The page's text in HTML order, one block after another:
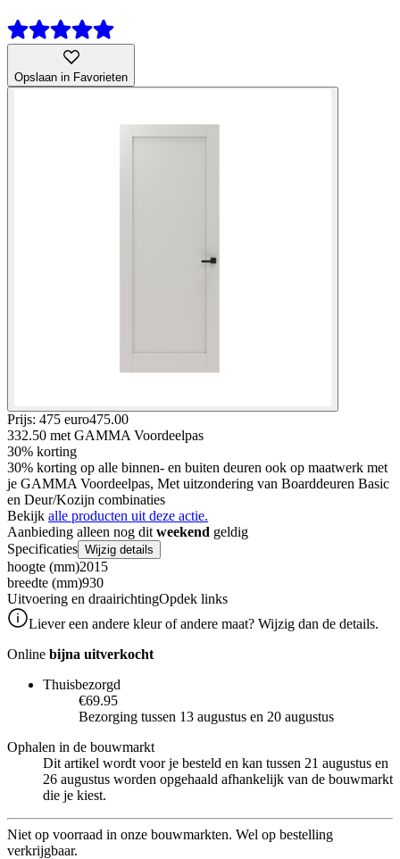
Opslaan in Favorieten
Prijs: 475 euro475.00
332.50 met GAMMA Voordeelpas
30% korting
30% korting op alle binnen- en buiten deuren ook op maatwerk met
je GAMMA Voordeelpas, Met uitzondering van Boarddeuren Basic
en Deur/Kozijn combinaties
Bekijk alle producten uit deze actie.
Aanbieding alleen nog dit weekend geldig
Specificaties Wijzig details
hoogte (mm)2015
breedte (mm)930
Uitvoering en draairichtingOpdek links
Liever een andere kleur of andere maat? Wijzig dan de details.
Online bijna uitverkocht
Thuisbezorgd
€69.95
Bezorging tussen 13 augustus en 20 augustus
Ophalen in de bouwmarkt
Dit artikel wordt voor je besteld en kan tussen 21 augustus en
26 augustus worden opgehaald afhankelijk van de bouwmarkt
die je kiest.
Niet op voorraad in onze bouwmarkten. Wel op bestelling
verkrijgbaar.